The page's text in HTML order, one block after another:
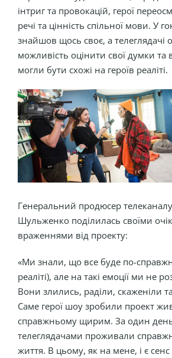
інтриг та провокацій, герої
речі та цінність спільної мови. У
знайшов щось своє, а телеглядачі
можливість оцінити свої думки та
могли бути схожі на героїв реаліті.
Генеральний продюсер телеканалу
Шульженко поділилась своїми
враженнями від проекту:
«Ми знали, що все буде по-
реаліті), але на такі емоції ми не
Вони злились, раділи, скаженіли
Саме герої шоу зробили проект
справжньому щирим. За один день
телеглядачами проживали
життя. В цьому, як на мене, і є